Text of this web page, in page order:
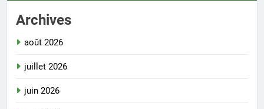
Archives
août 2026
juillet 2026
juin 2026